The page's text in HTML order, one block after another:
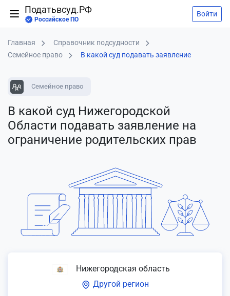
Податьвсуд.РФ
Российское ПО
Войти
Главная
Справочник подсудности
Семейное право
В какой суд подавать заявление
Семейное право
В какой суд Нижегородской
Области подавать заявление на
ограничение родительских прав
Нижегородская область
Другой регион